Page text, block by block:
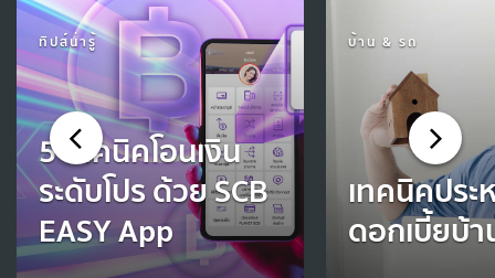
ทิปส์น่ารู้
5 เทคนิคโอนเงิน
ระดับโปร ด้วย SCB
EASY App
บ้าน & รถ
เทคนิคปร
ดอกเบี้ยบ้